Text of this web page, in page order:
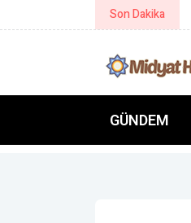
Son Dakika
GÜNDEM